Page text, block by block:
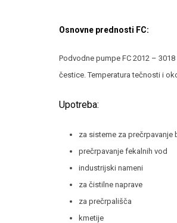
Osnovne prednosti FC:
Podvodne pumpe FC 2012 –
čestice. Temperatura tečnosti i
Upotreba:
za sisteme za
prečrpavanje fekalnih vod
industrijski nameni
za čistilne naprave
za prečrpališča
kmetije